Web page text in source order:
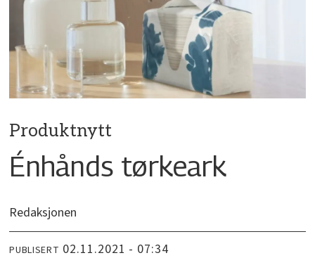
Produktnytt
Énhånds tørkeark
Redaksjonen
PUBLISERT 02.11.2021 - 07:34